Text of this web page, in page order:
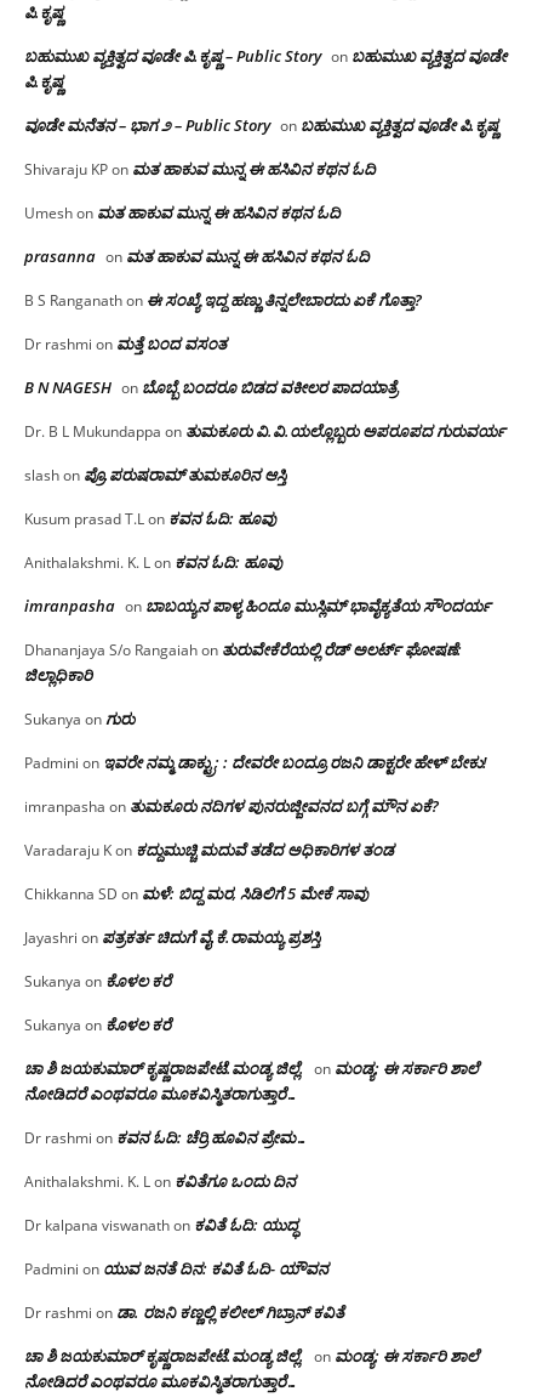
ಪಿ.ಕೃಷ್ಣ
ಬಹುಮುಖ ವ್ಯಕ್ತಿತ್ವದ ವೂಡೇ ಪಿ.ಕೃಷ್ಣ – Public Story on ಬಹುಮುಖ ವ್ಯಕ್ತಿತ್ವದ ವೂಡೇ
ಪಿ.ಕೃಷ್ಣ
ವೂಡೇ ಮನೆತನ – ಭಾಗ ೨ – Public Story on ಬಹುಮುಖ ವ್ಯಕ್ತಿತ್ವದ ವೂಡೇ ಪಿ.ಕೃಷ್ಣ
Shivaraju KPon ಮತ ಹಾಕುವ ಮುನ್ನ ಈ ಹಸಿವಿನ ಕಥನ ಓದಿ
Umeshon ಮತ ಹಾಕುವ ಮುನ್ನ ಈ ಹಸಿವಿನ ಕಥನ ಓದಿ
prasanna on ಮತ ಹಾಕುವ ಮುನ್ನ ಈ ಹಸಿವಿನ ಕಥನ ಓದಿ
B S Ranganathon ಈ ಸಂಖ್ಯೆ ಇದ್ದ ಹಣ್ಣು ತಿನ್ನಲೇಬಾರದು ಏಕೆ ಗೊತ್ತಾ?
Dr rashmi on ಮತ್ತೆ ಬಂದ ವಸಂತ
B N NAGESH on ಬೊಬ್ಬೆ ಬಂದರೂ ಬಿಡದ ವಕೀಲರ ಪಾದಯಾತ್ರೆ
Dr. B L Mukundappa on ತುಮಕೂರು‌ ವಿ.ವಿ.ಯಲ್ಲೊಬ್ಬರು ಅಪರೂಪದ ಗುರುವರ್ಯ
slashon ಪ್ರೊ.ಪರುಷರಾಮ್ ತುಮಕೂರಿನ ಆಸ್ತಿ
Kusum prasad T.Lon ಕವನ ಓದಿ: ಹೂವು
Anithalakshmi. K. Lon ಕವನ ಓದಿ: ಹೂವು
imranpasha on ಬಾಬಯ್ಯನ ಪಾಳ್ಯ ಹಿಂದೂ ಮುಸ್ಲಿಮ್ ಭಾವೈಕ್ಯತೆಯ ಸೌಂದರ್ಯ
Dhananjaya S/o Rangaiahon ತುರುವೇಕೆರೆಯಲ್ಲಿ ರೆಡ್ ಅಲರ್ಟ್ ಘೋಷಣೆ:
ಜಿಲ್ಲಾಧಿಕಾರಿ
Sukanya onಗುರು
Padmini on ಇವರೇ ನಮ್ಮ ಡಾಕ್ಟ್ರು; : ದೇವರೇ ಬಂದ್ರೂ ರಜನಿ ಡಾಕ್ಟರೇ ಹೇಳ್ ಬೇಕು!
imranpasha on ತುಮಕೂರು ನದಿಗಳ ಪುನರುಜ್ಜೀವನದ ಬಗ್ಗೆ ಮೌನ ಏಕೆ?
Varadaraju Kon ಕದ್ದುಮುಚ್ಚಿ ಮದುವೆ ತಡೆದ ಅಧಿಕಾರಿಗಳ ತಂಡ
Chikkanna SD on ಮಳೆ: ಬಿದ್ದ ಮರ, ಸಿಡಿಲಿಗೆ 5 ಮೇಕೆ ಸಾವು
Jayashri on ಪತ್ರಕರ್ತ ಚಿದುಗೆ ವೈ.ಕೆ.ರಾಮಯ್ಯ ಪ್ರಶಸ್ತಿ
Sukanya on ಕೊಳಲ ಕರೆ
Sukanya on ಕೊಳಲ ಕರೆ
ಚಾ ಶಿ ಜಯಕುಮಾರ್ ಕೃಷ್ಣರಾಜಪೇಟೆ.ಮಂಡ್ಯ ಜಿಲ್ಲೆ. on ಮಂಡ್ಯ: ಈ ಸರ್ಕಾರಿ ಶಾಲೆ
ನೋಡಿದರೆ ಎಂಥವರೂ ಮೂಕವಿಸ್ಮಿತರಾಗುತ್ತಾರೆ…
Dr rashmi on ಕವನ ಓದಿ: ಚೆರ್ರಿ ಹೂವಿನ ಪ್ರೇಮ…
Anithalakshmi. K. Lon ಕವಿತೆಗೂ ಒಂದು ದಿನ
Dr kalpana viswanathon ಕವಿತೆ ಓದಿ: ಯುದ್ಧ
Padmini on ಯುವ ಜನತೆ ದಿನ: ಕವಿತೆ ಓದಿ- ಯೌವನ
Dr rashmi on ಡಾ. ರಜನಿ‌ ಕಣ್ಣಲ್ಲಿ ಕಲೀಲ್ ಗಿಬ್ರಾನ್ ಕವಿತೆ
ಚಾ ಶಿ ಜಯಕುಮಾರ್ ಕೃಷ್ಣರಾಜಪೇಟೆ.ಮಂಡ್ಯ ಜಿಲ್ಲೆ. on ಮಂಡ್ಯ: ಈ ಸರ್ಕಾರಿ ಶಾಲೆ
ನೋಡಿದರೆ ಎಂಥವರೂ ಮೂಕವಿಸ್ಮಿತರಾಗುತ್ತಾರೆ…